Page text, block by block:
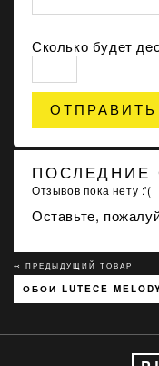
Сколько будет
ОТПРАВИТЬ
ПОСЛЕДНИЕ
Отзывов пока нету :'(
Оставьте,
↢ ПРЕДЫДУЩИЙ ТОВАР
ОБОИ LUTECE